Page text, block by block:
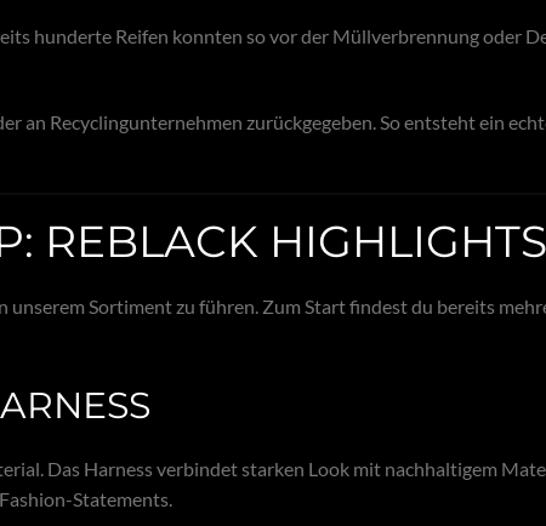
hunderte Reifen konnten so vor der Müllverbrennung oder
an Recyclingunternehmen zurückgegeben. So entsteht ein
REBLACK HIGHLIGHTS
Sortiment zu führen. Zum Start findest du bereits
Das Harness verbindet starken Look mit nachhaltigem
Statements.